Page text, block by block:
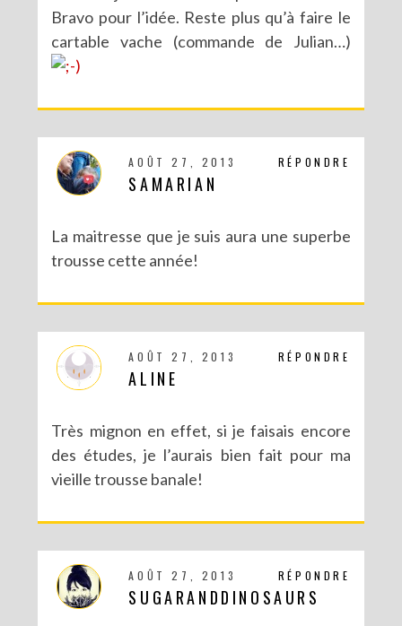
Bravo pour l’idée. Reste plus qu’à faire le
cartable vache (commande de Julian…)
RÉPONDRE
AOÛT 27, 2013
SAMARIAN
La maitresse que je suis aura une superbe
trousse cette année!
RÉPONDRE
AOÛT 27, 2013
ALINE
Très mignon en effet, si je faisais encore
des études, je l’aurais bien fait pour ma
vieille trousse banale!
RÉPONDRE
AOÛT 27, 2013
SUGARANDDINOSAURS